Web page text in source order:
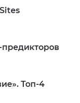
предикторов
Топ-4